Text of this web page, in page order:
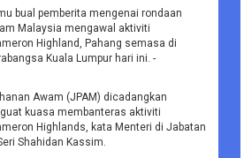
bual pemberita mengenai rondaan
Malaysia mengawal aktiviti
Highland, Pahang semasa di
Kuala Lumpur hari ini. -
Awam (JPAM) dicadangkan
kuasa membanteras aktiviti
Highlands, kata Menteri di Jabatan
Shahidan Kassim.